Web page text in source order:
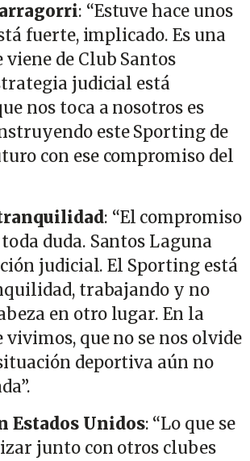
: “Estuve hace unos
fuerte, implicado. Es una
de Club Santos
judicial está
nos toca a nosotros es
este Sporting de
con ese compromiso del
: “El compromiso
duda. Santos Laguna
judicial. El Sporting está
trabajando y no
en otro lugar. En la
que no se nos olvide
deportiva aún no
Estados Unidos: “Lo que se
junto con otros clubes